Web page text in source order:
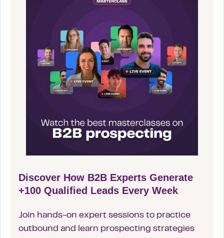
Discover How B2B Experts Generate
+100 Qualified Leads Every Week
Join hands-on expert sessions to practice
outbound and learn prospecting strategies